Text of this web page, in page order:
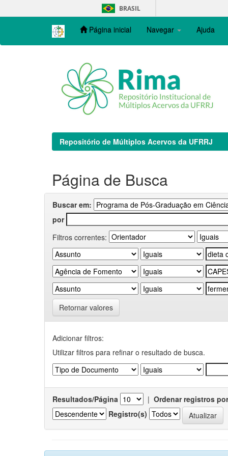
navigation
BRASIL
Página inicial Navegar Ajuda
Repositório de Múltiplos Acervos da UFRRJ
Página de Busca
Buscar em:
por
Filtros correntes:
Retornar valores
Adicionar filtros:
Utilizar filtros para refinar o resultado de busca.
Resultados/Página | Ordenar registros por
Registro(s)